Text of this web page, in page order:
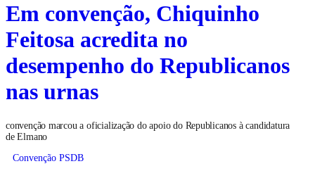
Em convenção, Chiquinho
Feitosa acredita no
desempenho do Republicanos
nas urnas
convenção marcou a oficialização do apoio do Republicanos à candidatura
de Elmano
Convenção PSDB